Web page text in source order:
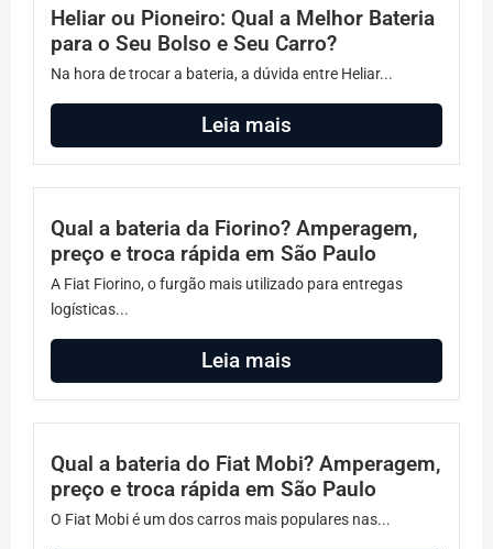
Heliar ou Pioneiro: Qual a Melhor Bateria
para o Seu Bolso e Seu Carro?
Na hora de trocar a bateria, a dúvida entre Heliar...
Leia mais
Qual a bateria da Fiorino? Amperagem,
preço e troca rápida em São Paulo
A Fiat Fiorino, o furgão mais utilizado para entregas
logísticas...
Leia mais
Qual a bateria do Fiat Mobi? Amperagem,
preço e troca rápida em São Paulo
O Fiat Mobi é um dos carros mais populares nas...